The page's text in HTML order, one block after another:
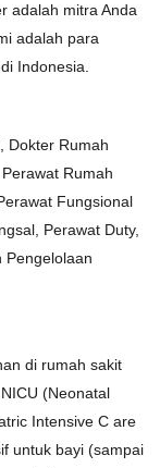
adalah mitra Anda
adalah para
Indonesia.
Dokter Rumah
Rumah
Fungsional
Perawat Duty,
Pengelolaan
di rumah sakit
(Neonatal
Intensive C are
untuk bayi (sampai